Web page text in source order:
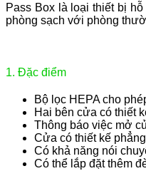
Pass Box là loại thiết bị
phòng sạch với phòng
1. Đặc điểm
Bộ lọc HEPA cho
Hai bên cửa có thiết
Thông báo việc mở
Cửa có thiết kế
Có khả năng nói
Có thể lắp đặt thêm